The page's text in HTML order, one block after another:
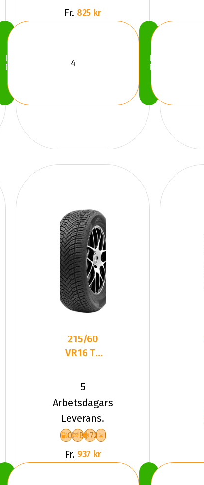
Köp
Nu
Fr. 825 kr
Köp
Nu
215/60
VR16 TL
ALLSEASON
6 XL
5
Arbetsdagars
Leverans.
C B 72
Fr. 937 kr